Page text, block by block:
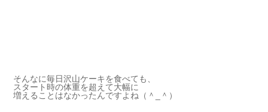
そんなに毎日沢山ケーキを食べても、
スタート時の体重を超えて大幅に
増えることはなかったんですよね（＾_＾）